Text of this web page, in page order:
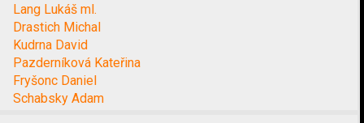
Lang Lukáš ml.
Drastich Michal
Kudrna David
Pazderníková Kateřina
Fryšonc Daniel
Schabsky Adam